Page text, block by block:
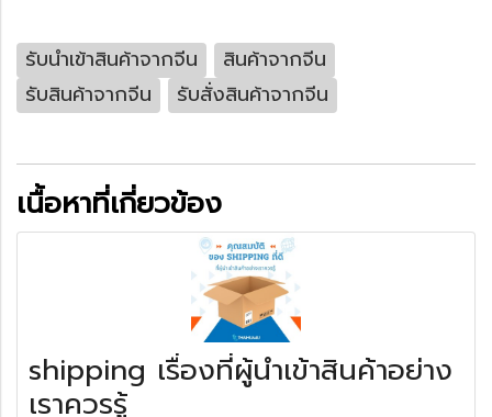
รับนำเข้าสินค้าจากจีน
สินค้าจากจีน
รับสินค้าจากจีน
รับสั่งสินค้าจากจีน
เนื้อหาที่เกี่ยวข้อง
shipping เรื่องที่ผู้นำเข้าสินค้าอย่าง
เราควรรู้